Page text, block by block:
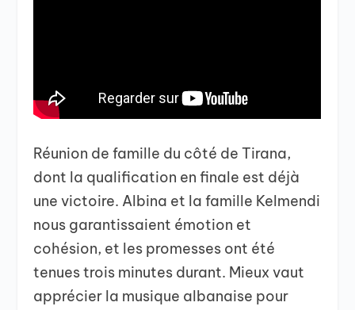
Réunion de famille du côté de Tirana,
dont la qualification en finale est déjà
une victoire. Albina et la famille Kelmendi
nous garantissaient émotion et
cohésion, et les promesses ont été
tenues trois minutes durant. Mieux vaut
apprécier la musique albanaise pour